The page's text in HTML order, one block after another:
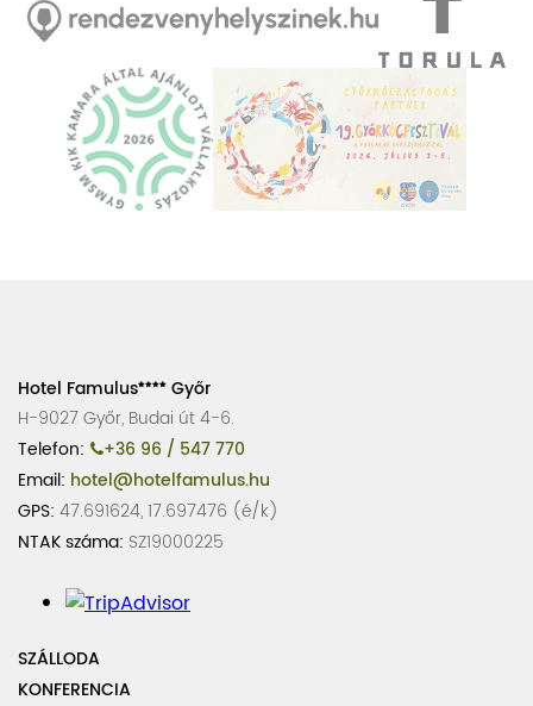
Hotel Famulus
Győr
H-9027 Győr, Budai út 4-6.
Telefon:
+36 96 / 547 770
Email: hotel@hotelfamulus.hu
GPS: 47.691624, 17.697476 (é/k)
NTAK száma: SZ19000225
SZÁLLODA
KONFERENCIA